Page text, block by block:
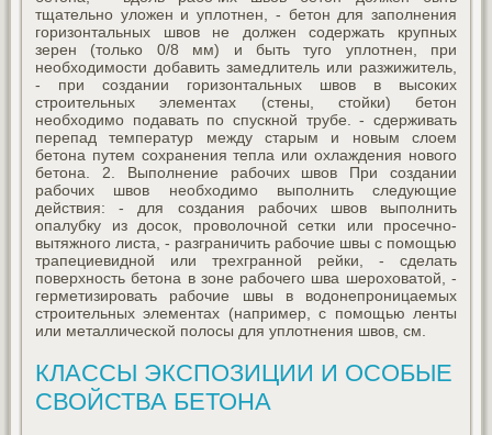
тщательно уложен и уплотнен, - бетон для заполнения
горизонтальных швов не должен содержать крупных
зерен (только 0/8 мм) и быть туго уплотнен, при
необходимости добавить замедлитель или разжижитель,
- при создании горизонтальных швов в высоких
строительных элементах (стены, стойки) бетон
необходимо подавать по спускной трубе. - сдерживать
перепад температур между старым и новым слоем
бетона путем сохранения тепла или охлаждения нового
бетона. 2. Выполнение рабочих швов При создании
рабочих швов необходимо выполнить следующие
действия: - для создания рабочих швов выполнить
опалубку из досок, проволочной сетки или просечно-
вытяжного листа, - разграничить рабочие швы с помощью
трапециевидной или трехгранной рейки, - сделать
поверхность бетона в зоне рабочего шва шероховатой, -
герметизировать рабочие швы в водонепроницаемых
строительных элементах (например, с помощью ленты
или металлической полосы для уплотнения швов, см.
КЛАССЫ ЭКСПОЗИЦИИ И ОСОБЫЕ
СВОЙСТВА БЕТОНА